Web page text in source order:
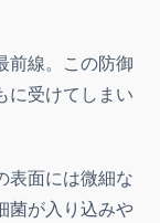
前線。この防御
に受けてしまい
表面には微細な
菌が入り込みや